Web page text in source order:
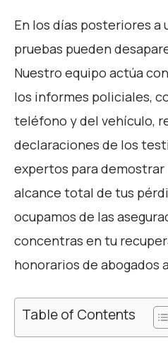
En los días posteriores a
pruebas pueden
Nuestro equipo actúa
los informes policiales,
teléfono y del vehículo,
declaraciones de los
expertos para
alcance total de tus
ocupamos de las
concentras en tu
honorarios de abogados
Table of Contents